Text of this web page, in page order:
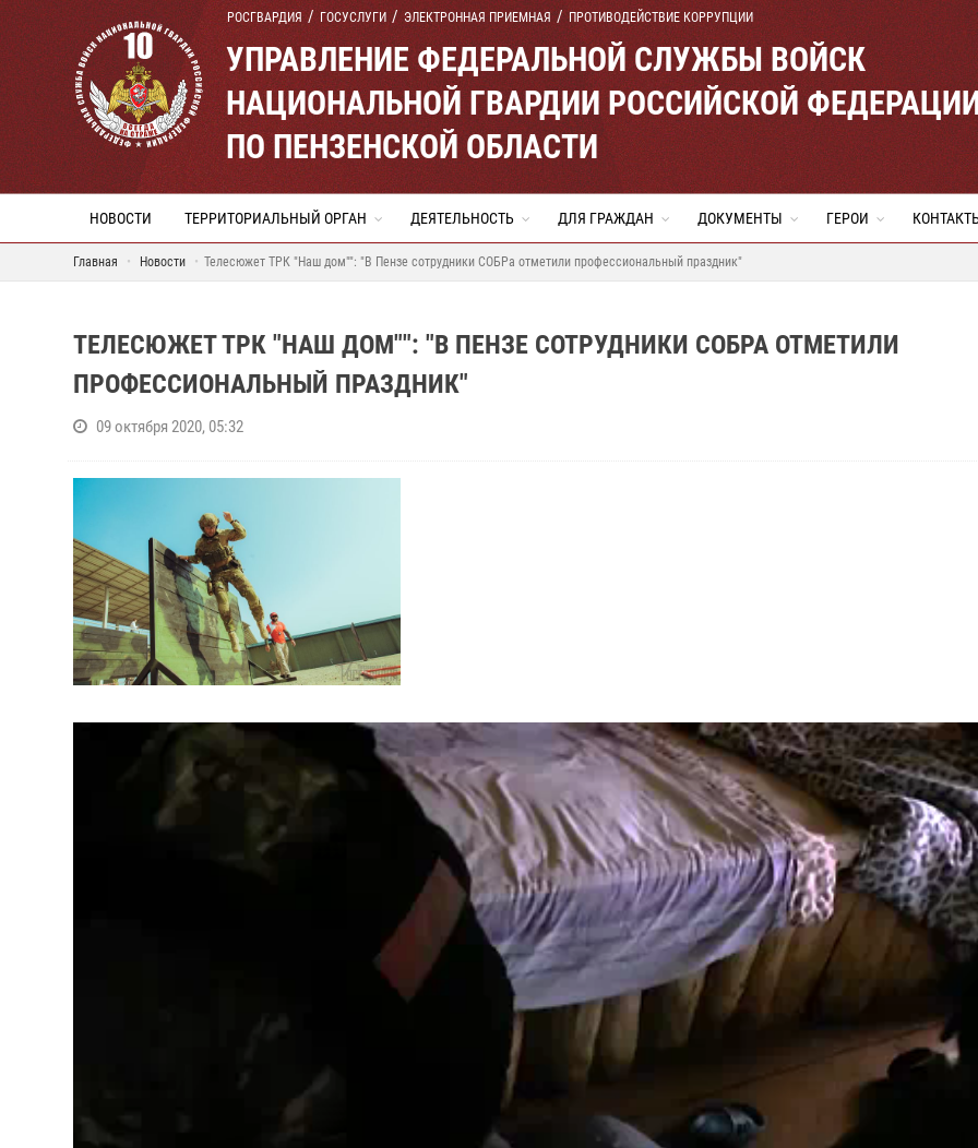
РОСГВАРДИЯ ГОСУСЛУГИ ЭЛЕКТРОННАЯ ПРИЕМНАЯ ПРОТИВОДЕЙСТВИЕ КОРРУПЦИИ
УПРАВЛЕНИЕ ФЕДЕРАЛЬНОЙ СЛУЖБЫ ВОЙСК
НАЦИОНАЛЬНОЙ ГВАРДИИ РОССИЙСКОЙ
ПО ПЕНЗЕНСКОЙ ОБЛАСТИ
НОВОСТИ ТЕРРИТОРИАЛЬНЫЙ ОРГАН ДЕЯТЕЛЬНОСТЬ ДЛЯ ГРАЖДАН ДОКУМЕНТЫ ГЕРОИ
Главная Новости Телесюжет ТРК "Наш дом"": "В Пензе сотрудники СОБРа отметили профессиональный праздник"
ТЕЛЕСЮЖЕТ ТРК "НАШ ДОМ"": "В ПЕНЗЕ СОТРУДНИКИ СОБРА ОТМЕТИЛИ
ПРОФЕССИОНАЛЬНЫЙ ПРАЗДНИК"
09 октября 2020, 05:32